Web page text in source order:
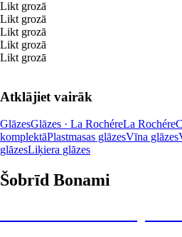
Likt grozā
Likt grozā
Likt grozā
Likt grozā
Likt grozā
Atklājiet vairāk
GlāzesGlāzes · La RochéreLa Rochére
komplektāPlastmasas glāzesVīna glāzes
glāzesLiķiera glāzes
Šobrīd Bonami